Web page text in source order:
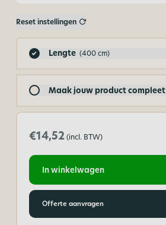
Reset instellingen
Lengte (400 cm)
Maak jouw product compleet
€14,52 (incl. BTW)
In winkelwagen
Offerte aanvragen